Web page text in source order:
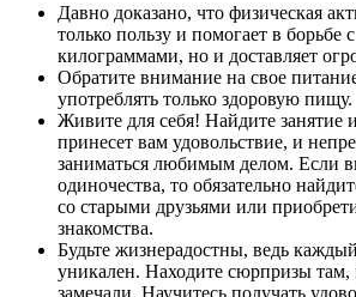
Давно доказано, что физическая
только пользу и помогает в борьбе
килограммами, но и доставляет
Обратите внимание на свое
употреблять только здоровую пищу.
Живите для себя! Найдите занятие
принесет вам удовольствие, и
заниматься любимым делом. Если
одиночества, то обязательно
со старыми друзьями или
знакомства.
Будьте жизнерадостны, ведь
уникален. Находите сюрпризы там,
замечали. Научитесь получать